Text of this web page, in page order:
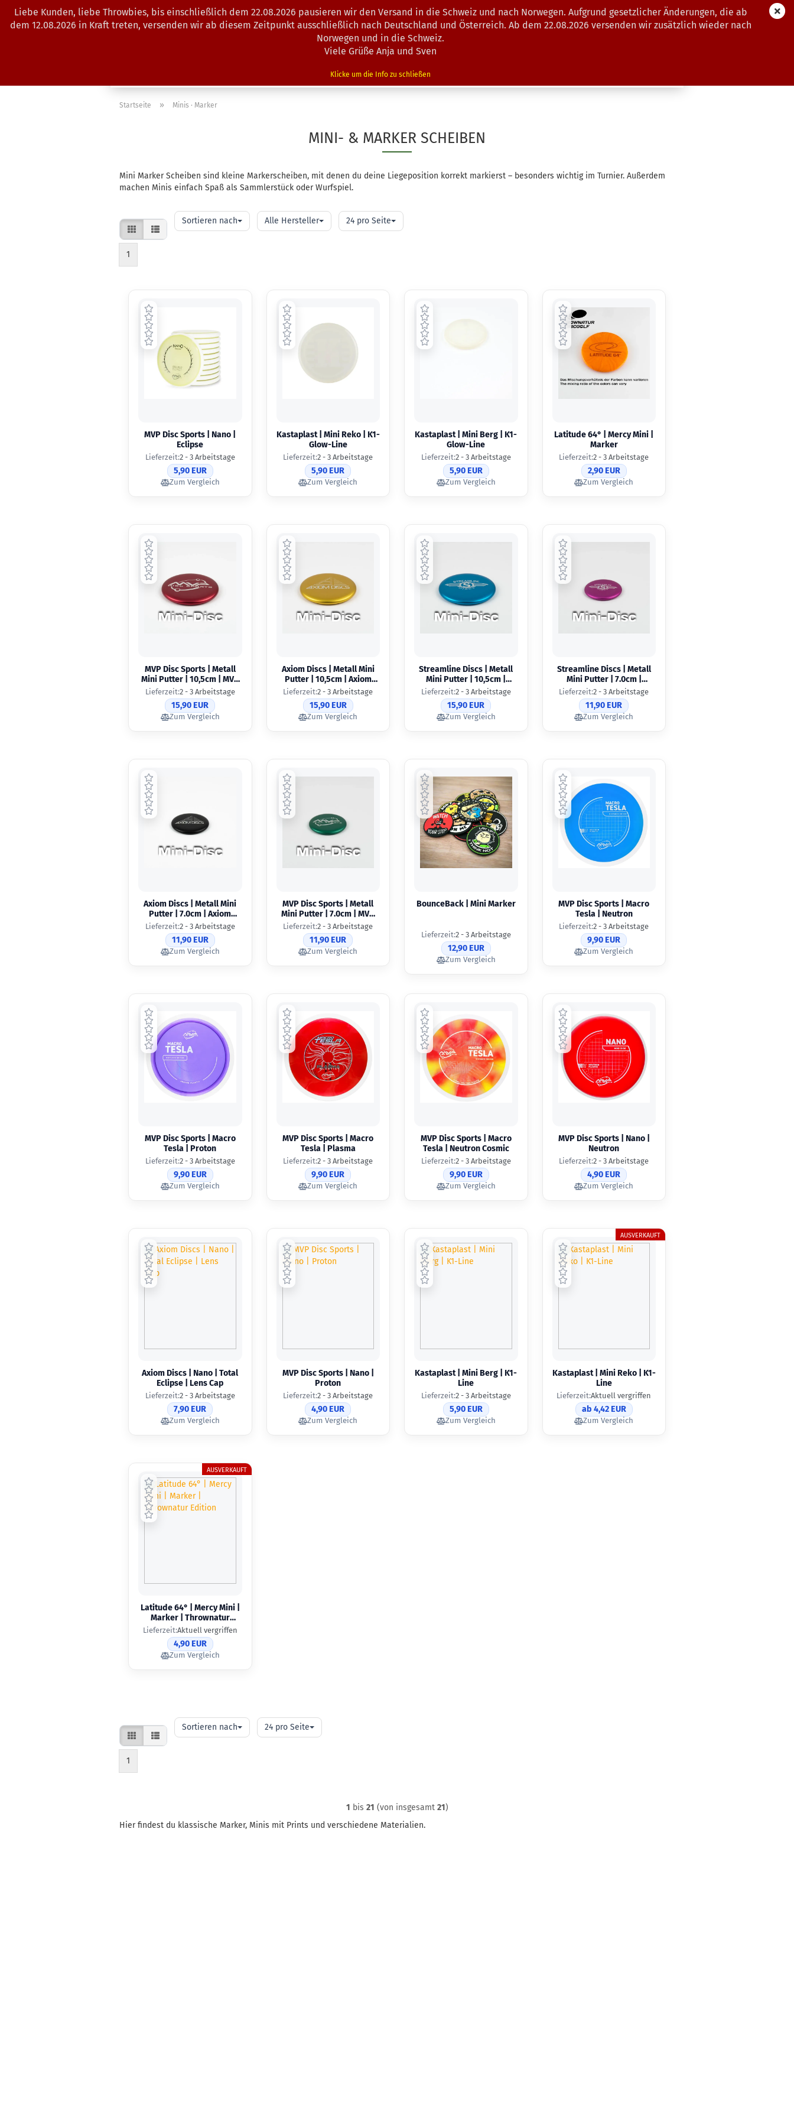
Suche...
Liebe Kunden, liebe Throwbies, bis einschließlich dem 22.08.2026 pausieren wir den Versand in die Schweiz und nach Norwegen. Aufgrund gesetzlicher Änderungen, die ab
dem 12.08.2026 in Kraft treten, versenden wir ab diesem Zeitpunkt ausschließlich nach Deutschland und Österreich. Ab dem 22.08.2026 versenden wir zusätzlich wieder nach
Norwegen und in die Schweiz.
Viele Grüße Anja und Sven
Klicke um die Info zu schließen
AUSRÜSTUNG ZUBEHÖR
Startseite » Minis · Marker
MINI- & MARKER SCHEIBEN
Mini Marker Scheiben sind kleine Markerscheiben, mit denen du deine Liegeposition korrekt markierst – besonders wichtig im Turnier. Außerdem
machen Minis einfach Spaß als Sammlerstück oder Wurfspiel.
Sortieren nach
Sortieren
nach
Alle Hersteller
pro
Seite
24 pro Seite
pro
Seite
1
MVP Disc Sports | Nano |
Eclipse
Lieferzeit:2 - 3 Arbeitstage
5,90 EUR
Zum Vergleich
Kastaplast | Mini Reko | K1-
Glow-Line
Lieferzeit:2 - 3 Arbeitstage
5,90 EUR
Zum Vergleich
Kastaplast | Mini Berg | K1-
Glow-Line
Lieferzeit:2 - 3 Arbeitstage
5,90 EUR
Zum Vergleich
Latitude 64° | Mercy Mini |
Marker
Lieferzeit:2 - 3 Arbeitstage
2,90 EUR
Zum Vergleich
MVP Disc Sports | Metall
Mini Putter | 10,5cm | MVP
Orbit
Lieferzeit:2 - 3 Arbeitstage
15,90 EUR
Zum Vergleich
Axiom Discs | Metall Mini
Putter | 10,5cm | Axiom
Hatch Pyramid
Lieferzeit:2 - 3 Arbeitstage
15,90 EUR
Zum Vergleich
Streamline Discs | Metall
Mini Putter | 10,5cm |
Streamline Wings
Lieferzeit:2 - 3 Arbeitstage
15,90 EUR
Zum Vergleich
Streamline Discs | Metall
Mini Putter | 7.0cm |
Streamline Wings
Lieferzeit:2 - 3 Arbeitstage
11,90 EUR
Zum Vergleich
Axiom Discs | Metall Mini
Putter | 7.0cm | Axiom
Hatch Pyramid
Lieferzeit:2 - 3 Arbeitstage
11,90 EUR
Zum Vergleich
MVP Disc Sports | Metall
Mini Putter | 7.0cm | MVP
Orbit
Lieferzeit:2 - 3 Arbeitstage
11,90 EUR
Zum Vergleich
BounceBack | Mini Marker
Lieferzeit:2 - 3 Arbeitstage
12,90 EUR
Zum Vergleich
MVP Disc Sports | Macro
Tesla | Neutron
Lieferzeit:2 - 3 Arbeitstage
9,90 EUR
Zum Vergleich
MVP Disc Sports | Macro
Tesla | Proton
Lieferzeit:2 - 3 Arbeitstage
9,90 EUR
Zum Vergleich
MVP Disc Sports | Macro
Tesla | Plasma
Lieferzeit:2 - 3 Arbeitstage
9,90 EUR
Zum Vergleich
MVP Disc Sports | Macro
Tesla | Neutron Cosmic
Lieferzeit:2 - 3 Arbeitstage
9,90 EUR
Zum Vergleich
MVP Disc Sports | Nano |
Neutron
Lieferzeit:2 - 3 Arbeitstage
4,90 EUR
Zum Vergleich
Axiom Discs | Nano | Total
Eclipse | Lens Cap
Lieferzeit:2 - 3 Arbeitstage
7,90 EUR
Zum Vergleich
MVP Disc Sports | Nano |
Proton
Lieferzeit:2 - 3 Arbeitstage
4,90 EUR
Zum Vergleich
Kastaplast | Mini Berg | K1-
Line
Lieferzeit:2 - 3 Arbeitstage
5,90 EUR
Zum Vergleich
AUSVERKAUFT
Kastaplast | Mini Reko | K1-
Line
Lieferzeit:Aktuell vergriffen
ab 4,42 EUR
Zum Vergleich
AUSVERKAUFT
Latitude 64° | Mercy Mini |
Marker | Thrownatur
Edition
Lieferzeit:Aktuell vergriffen
4,90 EUR
Zum Vergleich
Sortieren nach
Sortieren
nach
24 pro Seite
pro
Seite
1
1 bis 21 (von insgesamt 21)
Hier findest du klassische Marker, Minis mit Prints und verschiedene Materialien.